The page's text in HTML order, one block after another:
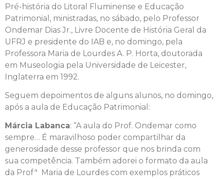
Pré-história do Litoral Fluminense e Educação
Patrimonial, ministradas, no sábado, pelo Professor
Ondemar Dias Jr., Livre Docente de História Geral da
UFRJ e presidente do IAB e, no domingo, pela
Professora Maria de Lourdes A. P. Horta, doutorada
em Museologia pela Universidade de Leicester,
Inglaterra em 1992.
Seguem depoimentos de alguns alunos, no domingo,
após a aula de Educação Patrimonial:
Márcia Labanca: “A aula do Prof. Ondemar como
sempre… É maravilhoso poder compartilhar da
generosidade desse professor que nos brinda com
sua competência. Também adorei o formato da aula
da Profª Maria de Lourdes com exemplos práticos